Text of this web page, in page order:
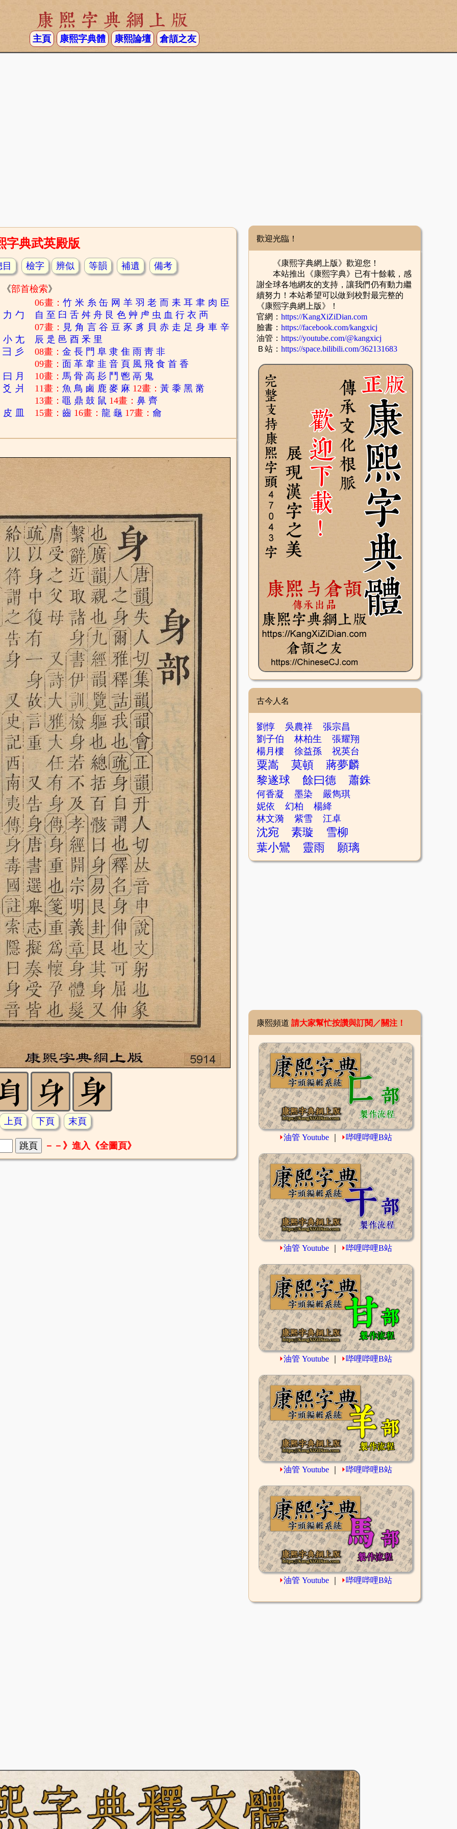
康熙字典網上版
主頁 康熙字典體 康熙論壇 倉頡之友
字典武英殿版
檢字 辨似 等韻 補遺 備考
《部首檢索》
力 勹
小 尢
彐 彡
曰 月
爻 爿
皮
06畫：竹 米 糸 缶 网 羊 羽 老 而 耒 耳 聿 肉 臣
自 至 臼 舌 舛 舟 艮 色 艸 虍 虫 血 行 衣 襾
07畫： 見 角 言 谷 豆 豕 豸 貝 赤 走 足 身 車 辛
辰 辵 邑 酉 釆 里
08畫：金 長 門 阜 隶 隹 雨 靑 非
09畫： 面 革 韋 韭 音 頁 風 飛 食 首 香
10畫：馬 骨 高 髟 鬥 鬯 鬲 鬼
11畫：魚 鳥 鹵 鹿 麥 麻 12畫：黃 黍 黑 黹
13畫：黽 鼎 鼓 鼠 14畫：鼻 齊
15畫：齒 16畫：龍 龜 17畫：龠
上頁 下頁 末頁
－－》進入《全圖頁》
歡迎光臨！
《康熙字典網上版》歡迎您！
本站推出《康熙字典》已有十餘載，感
謝全球各地網友的支持，讓我們仍有動力繼
續努力！本站希望可以做到校對最完整的
《康熙字典網上版》！
官網： https://KangXiZiDian.com
臉書： https://facebook.com/kangxicj
油管： https://youtube.com/@kangxicj
Ｂ站： https://space.bilibili.com/362131683
古今人名
劉惇 吳農祥
張宗昌
劉子伯
林柏生
張耀翔
楊月樓
徐益孫 祝英台
粟嵩 莫頓
蔣夢麟
黎遂球
餘曰德 蕭銖
何香凝 墨染
嚴雋琪
妮依
幻柏
楊絳
林文漪
紫雪 江卓
沈宛 素璇
雪柳
葉小鸞
靈雨 願璃
康熙頻道 請大家幫忙按讚與訂閱／關注！
⏵油管 Youtube ⏵哔哩哔哩B站
⏵油管 Youtube ⏵哔哩哔哩B站
⏵油管 Youtube ⏵哔哩哔哩B站
⏵油管 Youtube ⏵哔哩哔哩B站
⏵油管 Youtube ⏵哔哩哔哩B站